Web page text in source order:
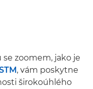
zoomem, jako je
, vám poskytne
širokoúhlého